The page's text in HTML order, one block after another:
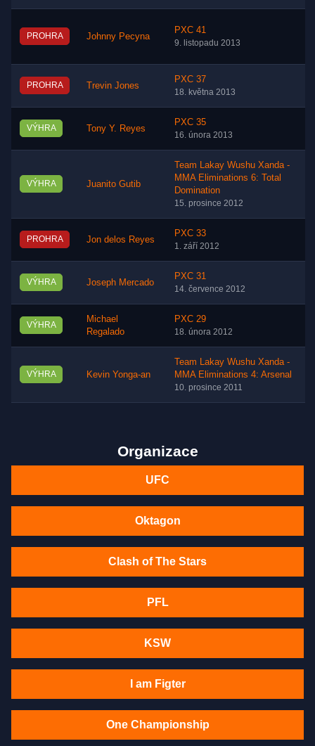
PROHRA Johnny Pecyna
PXC 41
9. listopadu 2013
PROHRA Trevin Jones
PXC 37
18. května 2013
VÝHRA Tony Y. Reyes
PXC 35
16. února 2013
VÝHRA Juanito Gutib
Team Lakay Wushu Xanda -
MMA Eliminations 6: Total
Domination
15. prosince 2012
PROHRA Jon delos Reyes
PXC 33
1. září 2012
VÝHRA Joseph Mercado
PXC 31
14. července 2012
VÝHRA
Michael
Regalado
PXC 29
18. února 2012
VÝHRA Kevin Yonga-an
Team Lakay Wushu Xanda -
MMA Eliminations 4: Arsenal
10. prosince 2011
Organizace
UFC
Oktagon
Clash of The Stars
PFL
KSW
I am Figter
One Championship